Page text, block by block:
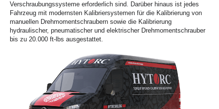
Verschraubungssysteme erforderlich sind. Darüber hinaus ist jedes
Fahrzeug mit modernsten Kalibriersystemen für die Kalibrierung von
manuellen Drehmomentschraubern sowie die Kalibrierung
hydraulischer, pneumatischer und elektrischer Drehmomentschrauber
bis zu 20.000 ft-lbs ausgestattet.